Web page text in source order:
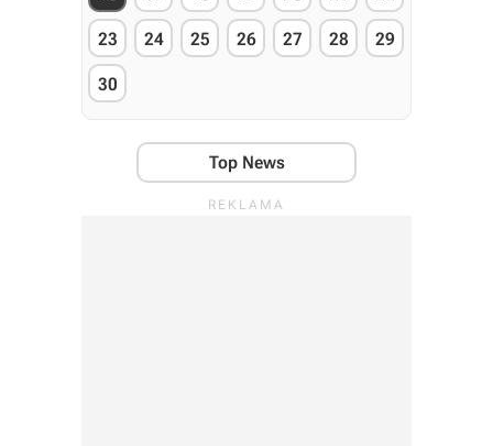
23 24 25 26 27 28 29
30
Top News